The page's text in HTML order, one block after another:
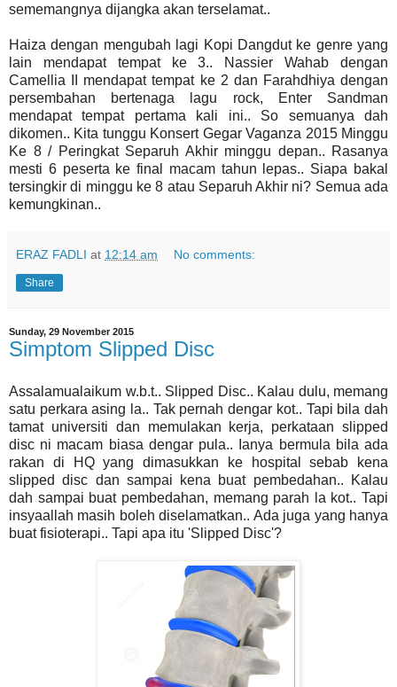
sememangnya dijangka akan terselamat..
Haiza dengan mengubah lagi Kopi Dangdut ke genre yang
lain mendapat tempat ke 3.. Nassier Wahab dengan
Camellia II mendapat tempat ke 2 dan Farahdhiya dengan
persembahan bertenaga lagu rock, Enter Sandman
mendapat tempat pertama kali ini.. So semuanya dah
dikomen.. Kita tunggu Konsert Gegar Vaganza 2015 Minggu
Ke 8 / Peringkat Separuh Akhir minggu depan.. Rasanya
mesti 6 peserta ke final macam tahun lepas.. Siapa bakal
tersingkir di minggu ke 8 atau Separuh Akhir ni? Semua ada
kemungkinan..
ERAZ FADLI at 12:14 am No comments:
Share
Sunday, 29 November 2015
Simptom Slipped Disc
Assalamualaikum w.b.t.. Slipped Disc.. Kalau dulu, memang
satu perkara asing la.. Tak pernah dengar kot.. Tapi bila dah
tamat universiti dan memulakan kerja, perkataan slipped
disc ni macam biasa dengar pula.. Ianya bermula bila ada
rakan di HQ yang dimasukkan ke hospital sebab kena
slipped disc dan sampai kena buat pembedahan.. Kalau
dah sampai buat pembedahan, memang parah la kot.. Tapi
insyaallah masih boleh diselamatkan.. Ada juga yang hanya
buat fisioterapi.. Tapi apa itu 'Slipped Disc'?